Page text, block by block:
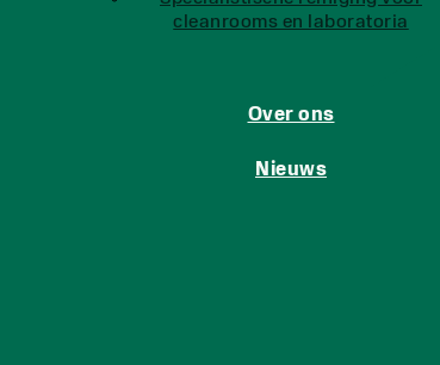
cleanrooms en laboratoria
Over ons
Nieuws